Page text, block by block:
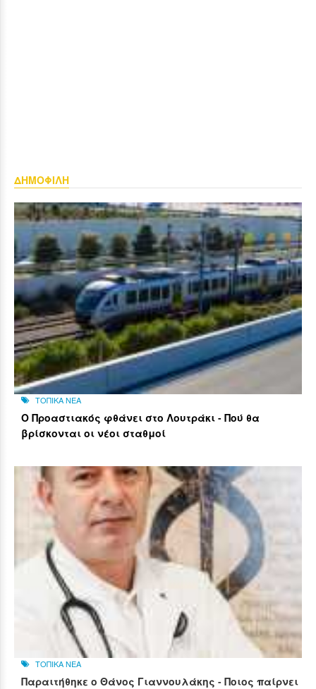
ΔΗΜΟΦΙΛΗ
ΤΟΠΙΚΑ ΝΕΑ
Ο Προαστιακός φθάνει στο Λουτράκι - Πού θα
βρίσκονται οι νέοι σταθμοί
ΤΟΠΙΚΑ ΝΕΑ
Παραιτήθηκε ο Θάνος Γιαννουλάκης - Ποιος παίρνει